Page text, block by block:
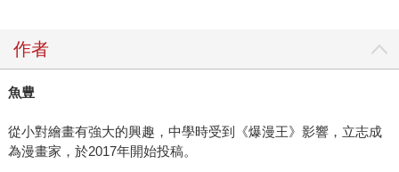
作者
魚豊
從小對繪畫有強大的興趣，中學時受到《爆漫王》影響，立志成
為漫畫家，於2017年開始投稿。